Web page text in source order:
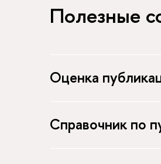
Полезные
Оценка
Справочник по